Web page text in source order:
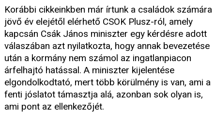
Korábbi cikkeinkben már írtunk a családok számára
jövő év elejétől elérhető CSOK Plusz-ról, amely
kapcsán Csák János miniszter egy kérdésre adott
válaszában azt nyilatkozta, hogy annak bevezetése
után a kormány nem számol az ingatlanpiacon
árfelhajtó hatással. A miniszter kijelentése
elgondolkodtató, mert több körülmény is van, ami a
fenti jóslatot támasztja alá, azonban sok olyan is,
ami pont az ellenkezőjét.